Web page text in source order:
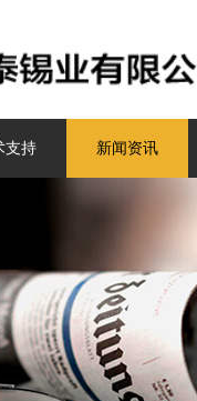
支持 新闻资讯